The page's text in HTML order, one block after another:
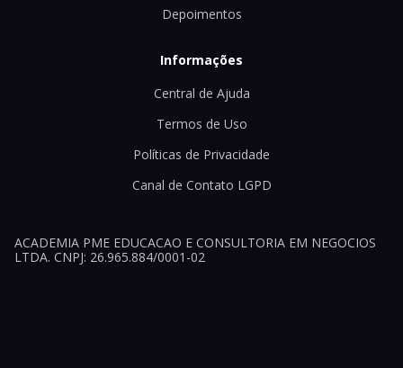
Depoimentos
Informações
Central de Ajuda
Termos de Uso
Políticas de Privacidade
Canal de Contato LGPD
ACADEMIA PME EDUCACAO E CONSULTORIA EM NEGOCIOS
LTDA. CNPJ: 26.965.884/0001-02